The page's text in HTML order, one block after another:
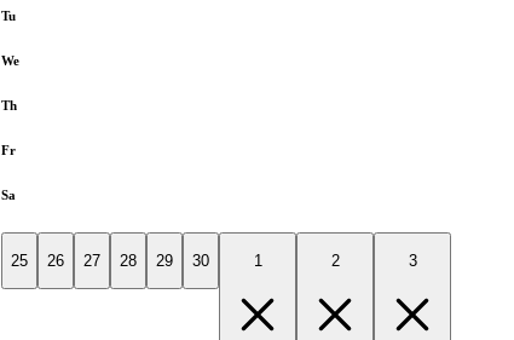
Tu
We
Th
Fr
Sa
25 26 27 28 29 30 1 2 3